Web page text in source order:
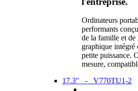
Ordinateurs
performants
de la famille et de
graphique intégré
petite puissance.
mesure,
17.3" - V770TU1-2